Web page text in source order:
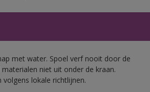
met water. Spoel verf nooit door de
niet uit onder de kraan.
lokale richtlijnen.